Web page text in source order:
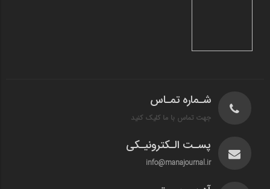
شـماره تمـاس
جهت تماس با ما کلیک کنید
پسـت الـکترونیـکی
info@manajournal.ir